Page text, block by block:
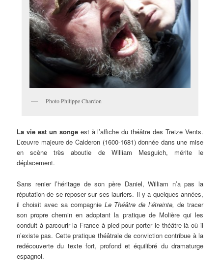
Photo Philippe Chardon
La vie est un songeest à l’affiche du théâtre des Treize Vents.
L’œuvre majeure de Calderon (1600-1681) donnée dans une mise
en scène très aboutie de William Mesguich, mérite le
déplacement.
Sans renier l’héritage de son père Daniel, William n’a pas la
réputation de se reposer sur ses lauriers. Il y a quelques années,
il choisit avec sa compagnie Le Théâtre de l’étreinte, de tracer
son propre chemin en adoptant la pratique de Molière qui les
conduit à parcourir la France à pied pour porter le théâtre là où il
n’existe pas. Cette pratique théâtrale de conviction contribue à la
redécouverte du texte fort, profond et équilibré du dramaturge
espagnol.